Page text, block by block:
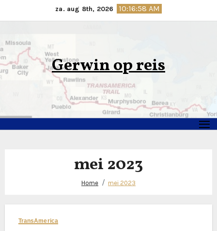
naar
inhoud
za. aug 8th, 2026 10:16:59 AM
Gerwin op reis
mei 2023
Home mei 2023
TransAmerica